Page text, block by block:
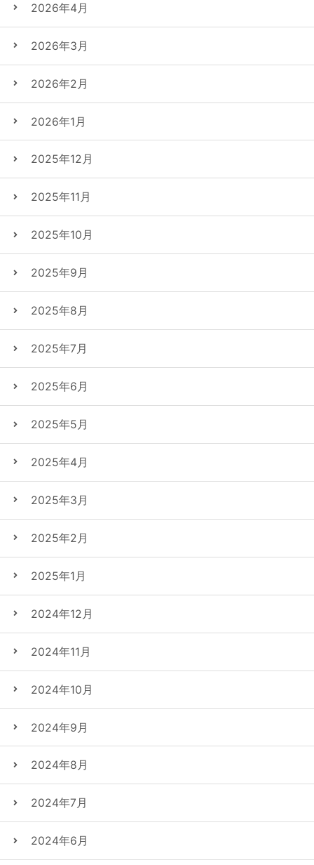
2026年4月
2026年3月
2026年2月
2026年1月
2025年12月
2025年11月
2025年10月
2025年9月
2025年8月
2025年7月
2025年6月
2025年5月
2025年4月
2025年3月
2025年2月
2025年1月
2024年12月
2024年11月
2024年10月
2024年9月
2024年8月
2024年7月
2024年6月